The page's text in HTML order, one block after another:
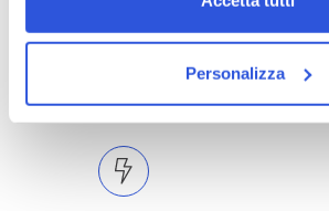
Personalizza
Oltre 50.000 prodotti
per soddisfare tutte le esigenze.
la